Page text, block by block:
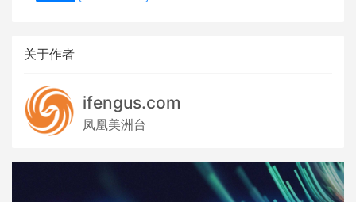
关于作者
ifengus.com
凤凰美洲台